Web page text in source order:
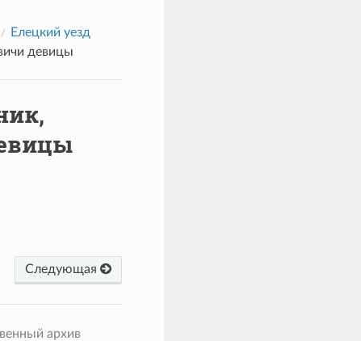
Елецкий уезд
девицы
Следующая
архив